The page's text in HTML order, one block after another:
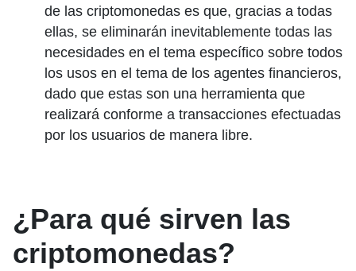
de las criptomonedas es que, gracias a todas
ellas, se eliminarán inevitablemente todas las
necesidades en el tema específico sobre todos
los usos en el tema de los agentes financieros,
dado que estas son una herramienta que
realizará conforme a transacciones efectuadas
por los usuarios de manera libre.
¿Para qué sirven las
criptomonedas?